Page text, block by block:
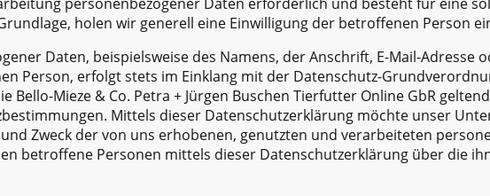
holen wir generell eine Einwilligung der betroffenen Person
Daten, beispielsweise des Namens, der Anschrift, E-Mail-Adresse
Person, erfolgt stets im Einklang mit der Datenschutz-
Mieze & Co. Petra + Jürgen Buschen Tierfutter Online GbR
Mittels dieser Datenschutzerklärung möchte unser
Zweck der von uns erhobenen, genutzten und verarbeiteten
betroffene Personen mittels dieser Datenschutzerklärung über die